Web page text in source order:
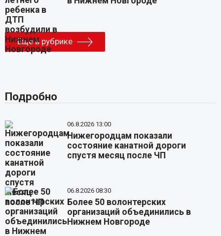
Еще в рубрике
Подробно
06.8.2026 13:00
Нижегородцам показали
состояние канатной дороги
спустя месяц после ЧП
06.8.2026 08:30
Более 50 волонтерских
организаций объединились в
Нижнем Новгороде